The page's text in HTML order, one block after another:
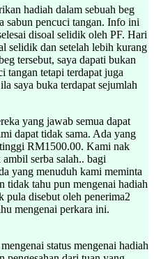
hadiah dalam sebuah beg
sabun pencuci tangan. Info ini
disoal selidik oleh PF. Hari
selidik dan setelah lebih kurang
tersebut, saya dapati bukan
tangan tetapi terdapat juga
saya buka terdapat sejumlah
yang jawab semua dapat
dapat tidak sama. Ada yang
RM1500.00. Kami nak
serba salah.. bagi
yang menuduh kami meminta
tidak tahu pun mengenai hadiah
disebut oleh penerima2
mengenai perkara ini.
status mengenai hadiah